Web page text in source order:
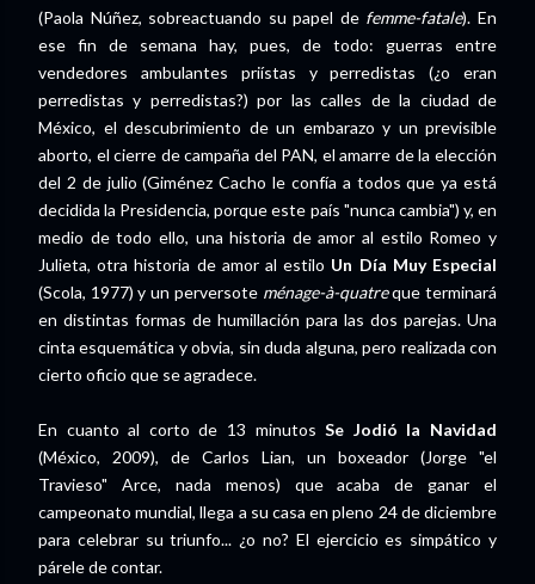
(Paola Núñez, sobreactuando su papel de femme-fatale). En
ese fin de semana hay, pues, de todo: guerras entre
vendedores ambulantes priístas y perredistas (¿o eran
perredistas y perredistas?) por las calles de la ciudad de
México, el descubrimiento de un embarazo y un previsible
aborto, el cierre de campaña del PAN, el amarre de la elección
del 2 de julio (Giménez Cacho le confía a todos que ya está
decidida la Presidencia, porque este país "nunca cambia") y, en
medio de todo ello, una historia de amor al estilo Romeo y
Julieta, otra historia de amor al estilo Un Día Muy Especial
(Scola, 1977) y un perversote ménage-à-quatreque terminará
en distintas formas de humillación para las dos parejas. Una
cinta esquemática y obvia, sin duda alguna, pero realizada con
cierto oficio que se agradece.
En cuanto al corto de 13 minutosSe Jodió la Navidad
(México, 2009), de Carlos Lian, un boxeador (Jorge "el
Travieso" Arce, nada menos) que acaba de ganar el
campeonato mundial, llega a su casa en pleno 24 de diciembre
para celebrar su triunfo... ¿o no? El ejercicio es simpático y
párele de contar.